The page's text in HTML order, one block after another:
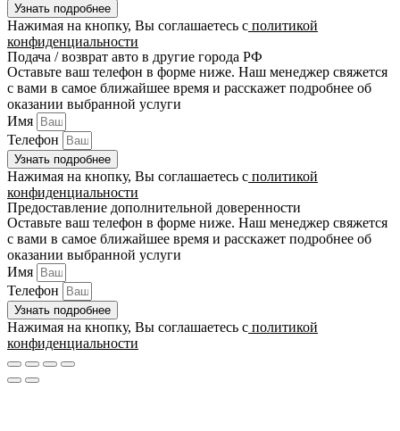
Узнать подробнее
Нажимая на кнопку, Вы соглашаетесь с политикой
конфиденциальности
Подача / возврат авто в другие города РФ
Оставьте ваш телефон в форме ниже. Наш менеджер свяжется
с вами в самое ближайшее время и расскажет подробнее об
оказании выбранной услуги
Имя
Телефон
Узнать подробнее
Нажимая на кнопку, Вы соглашаетесь с политикой
конфиденциальности
Предоставление дополнительной доверенности
Оставьте ваш телефон в форме ниже. Наш менеджер свяжется
с вами в самое ближайшее время и расскажет подробнее об
оказании выбранной услуги
Имя
Телефон
Узнать подробнее
Нажимая на кнопку, Вы соглашаетесь с политикой
конфиденциальности